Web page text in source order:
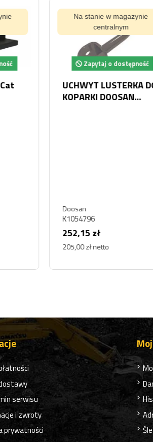
Na stanie w magazynie
centralnym
Zapytaj o dostępność
UCHWYT LUSTERKA DO
KOPARKI DOOSAN
Doosan
K1054796
252,15 zł
205,00 zł netto
serwisu
i zwroty
prywatności